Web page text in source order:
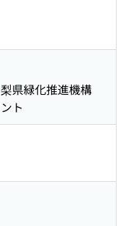
県緑化推進機構
ト